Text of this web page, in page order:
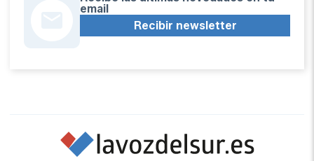
email
Recibir newsletter